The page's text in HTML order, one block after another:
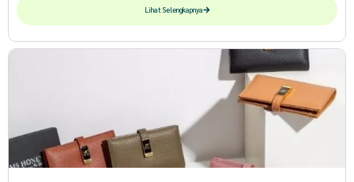
Lihat Selengkapnya